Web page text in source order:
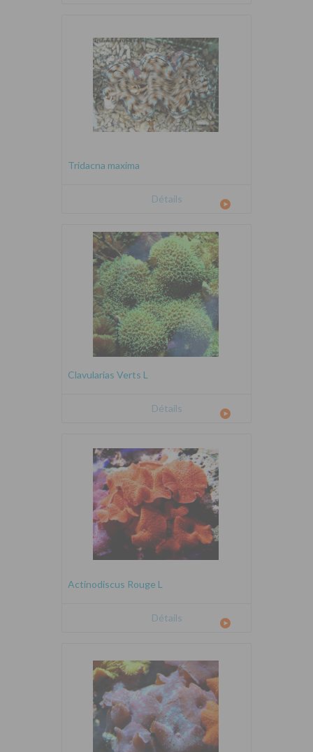
Tridacna maxima
Détails
Clavularias Verts L
Détails
Actinodiscus Rouge L
Détails